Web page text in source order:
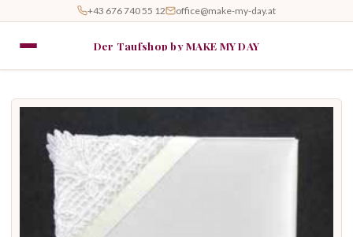
+43 676 740 55 12 office@make-my-day.at
Der Taufshop by MAKE MY DAY